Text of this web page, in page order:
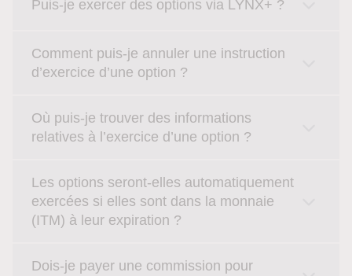
Puis-je exercer des options via LYNX+ ?
Comment puis-je annuler une instruction
d’exercice d’une option ?
Où puis-je trouver des informations
relatives à l’exercice d’une option ?
Les options seront-elles automatiquement
exercées si elles sont dans la monnaie
(ITM) à leur expiration ?
Dois-je payer une commission pour